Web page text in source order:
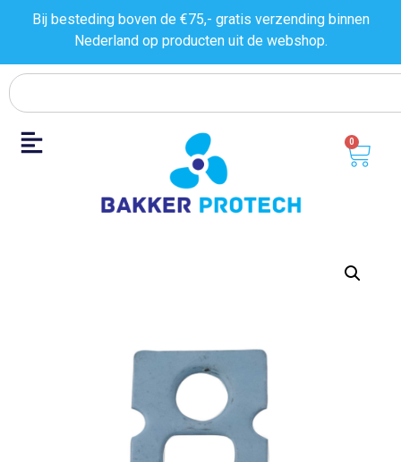
Bij besteding boven de €75,- gratis verzending binnen
Nederland op producten uit de webshop.
0